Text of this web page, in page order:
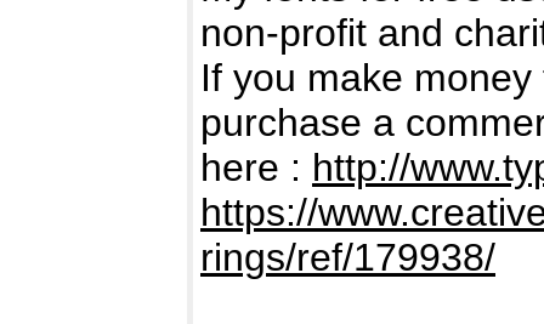
non-profit and
If you make
purchase a
here : http://
https://
rings/ref/179938/